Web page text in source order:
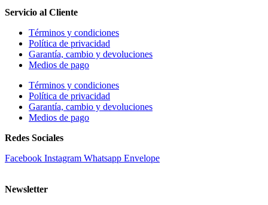
Servicio al Cliente
Términos y condiciones
Política de privacidad
Garantía, cambio y devoluciones
Medios de pago
Términos y condiciones
Política de privacidad
Garantía, cambio y devoluciones
Medios de pago
Redes Sociales
Facebook Instagram Whatsapp Envelope
Newsletter